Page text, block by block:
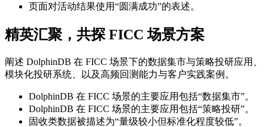
页面对活动结果使用“圆满成功”的表述。
精英汇聚，共探 FICC 场景方案
阐述 DolphinDB 在 FICC 场景下的数据集市与策略投研应用、
模块化投研系统、以及高频回测能力与客户实践案例。
DolphinDB 在 FICC 场景的主要应用包括“数据集市”。
DolphinDB 在 FICC 场景的主要应用包括“策略投研”。
固收类数据被描述为“量级较小但标准化程度较低”。